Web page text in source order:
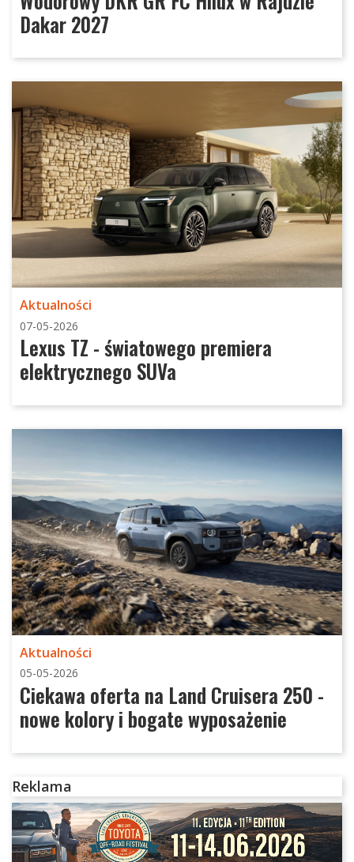
Dakar 2027
Aktualności
07-05-2026
Lexus TZ - światowego premiera
elektrycznego SUVa
Aktualności
05-05-2026
Ciekawa oferta na Land Cruisera 250 -
nowe kolory i bogate wyposażenie
Reklama